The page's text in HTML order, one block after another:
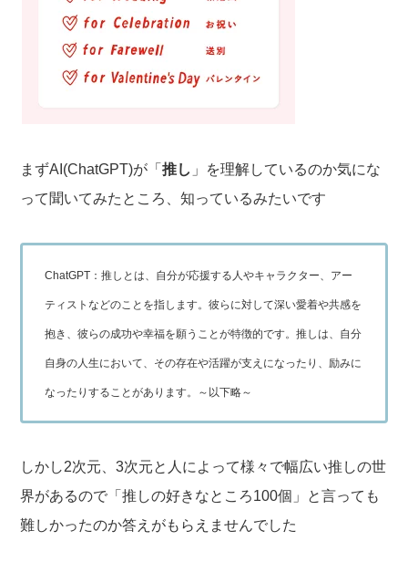
まずAI(ChatGPT)が「推し 」を理解しているのか気にな
って聞いてみたところ、知っているみたいです
ChatGPT：推しとは、自分が応援する人やキャラクター、アー
ティストなどのことを指します。彼らに対して深い愛着や共感を
抱き、彼らの成功や幸福を願うことが特徴的です。推しは、自分
自身の人生において、その存在や活躍が支えになったり、励みに
なったりすることがあります。～以下略～
しかし2次元、3次元と人によって様々で幅広い推しの世
界があるので「推しの好きなところ100個」と言っても
難しかったのか答えがもらえませんでした